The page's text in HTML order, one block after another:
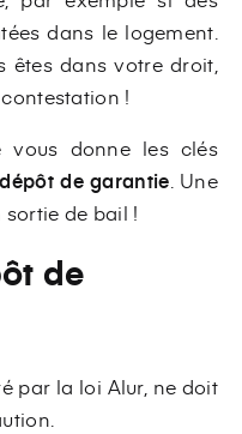
dans le logement.
êtes dans votre droit,
contestation !
vous donne les clés
de garantie . Une
de bail !
de
par la loi Alur, ne doit